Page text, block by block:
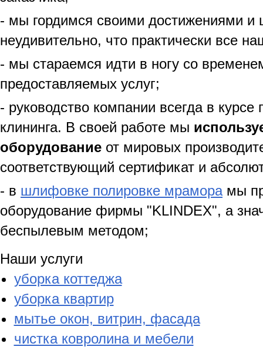
- мы гордимся своими достижениями и
неудивительно, что практически все
- мы стараемся идти в ногу со
предоставляемых услуг;
- руководство компании всегда в
клининга. В своей работе мы
оборудование от мировых
соответствующий сертификат и
- в шлифовке полировке мраморамы
оборудование фирмы "KLINDEX", а
беспылевым методом;
Наши услуги
уборка коттеджа
уборка квартир
мытье окон, витрин, фасада
чистка ковролина и мебели